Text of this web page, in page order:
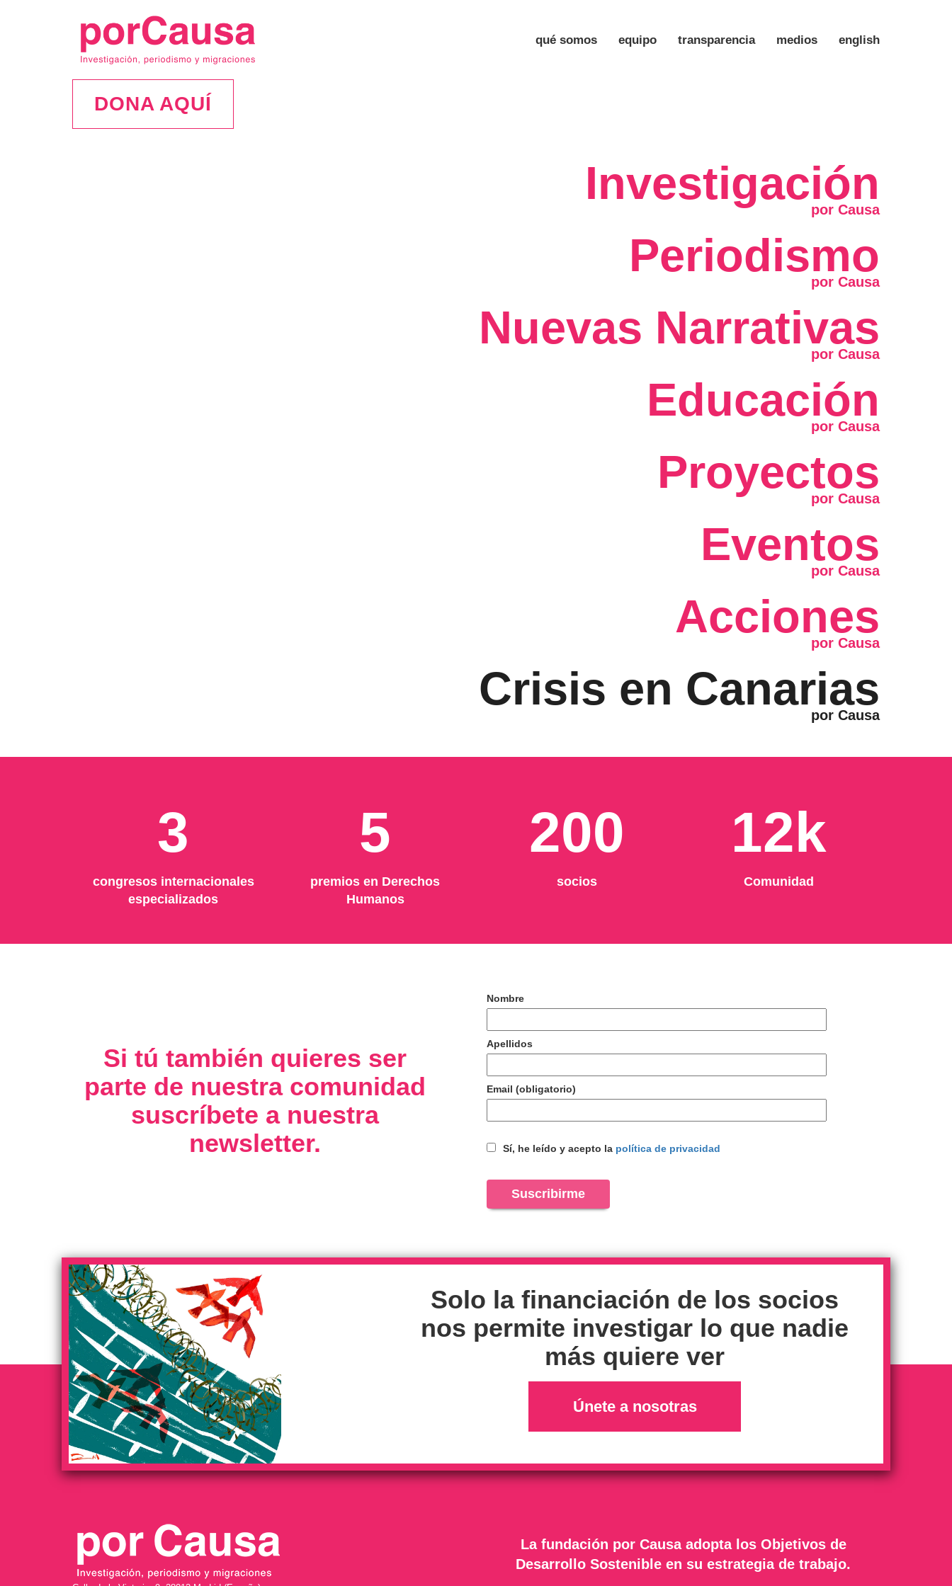
qué somos equipo transparencia medios english
DONA AQUÍ
Investigación
Periodismo
Nuevas Narrativas
Educación
Proyectos
Eventos
Acciones
Crisis en Canarias
3
congresos internacionales
especializados
5
premios en Derechos
Humanos
200
socios
12k
Comunidad
Si tú también quieres ser
parte de nuestra comunidad
suscríbete a nuestra
newsletter.
Nombre
Apellidos
Email (obligatorio)
Sí, he leído y acepto la política de privacidad
Solo la financiación de los socios
nos permite investigar lo que nadie
más quiere ver
Únete a nosotras
La fundación por Causa adopta los Objetivos de
Desarrollo Sostenible en su estrategia de trabajo.